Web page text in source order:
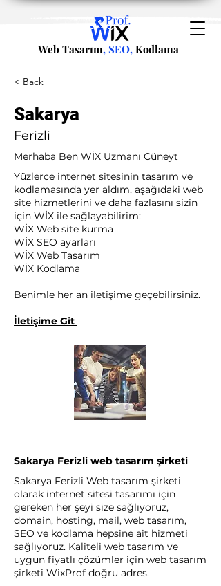
Web Tasarım, SEO, Kodlama
< Back
Sakarya
Ferizli
Merhaba Ben WİX Uzmanı Cüneyt
Yüzlerce internet sitesinin tasarım ve
kodlamasında yer aldım, aşağıdaki web
site hizmetlerini ve daha fazlasını sizin
için WİX ile sağlayabilirim:​ ​
WİX Web site kurma
WİX SEO ayarları
WİX Web Tasarım
WİX Kodlama ​
Benimle her an iletişime geçebilirsiniz.
İletişime Git
Sakarya Ferizli web tasarım şirketi
Sakarya Ferizli Web tasarım şirketi
olarak internet sitesi tasarımı için
gereken her şeyi size sağlıyoruz,
domain, hosting, mail, web tasarım,
SEO ve kodlama hepsine ait hizmeti
sağlıyoruz. Kaliteli web tasarım ve
uygun fiyatlı çözümler için web tasarım
şirketi WixProf doğru adres.